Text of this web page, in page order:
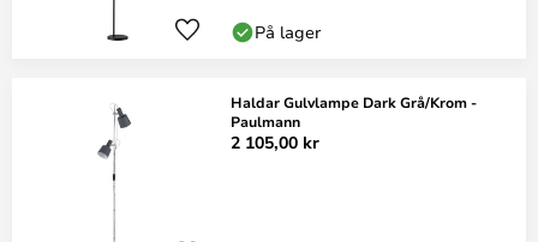
På lager
Haldar Gulvlampe Dark Grå/Krom -
Paulmann
2 105,00 kr